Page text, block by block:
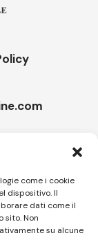
come i cookie
dispositivo. Il
dati come il
sito. Non
su alcune